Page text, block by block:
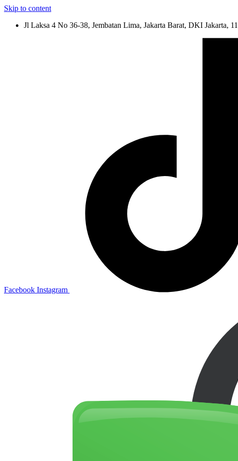
Skip to content
Jl Laksa 4 No 36-38, Jembatan Lima, Jakarta Barat, DKI Jakarta,
Facebook Instagram